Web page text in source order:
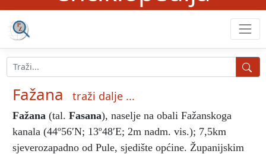
Fažana traži dalje ...
Fažana (tal. Fasana), naselje na obali Fažanskoga
kanala (44º56′N; 13º48′E; 2m nadm. vis.); 7,5km
sjeverozapadno od Pule, sjedište općine. Županijskim